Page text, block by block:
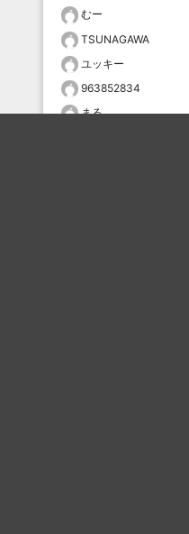
むー
TSUNAGAWA
ユッキー
963852834
まる